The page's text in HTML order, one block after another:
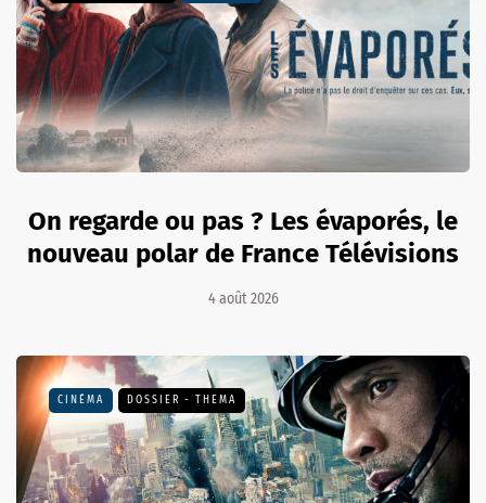
On regarde ou pas ? Les évaporés, le
nouveau polar de France Télévisions
4 août 2026
CINÉMA DOSSIER - THEMA